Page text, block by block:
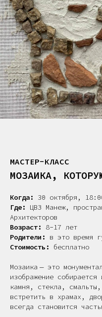
МАСТЕР-КЛАСС
МОЗАИКА,
Когда:
30 октября,
Где:
ЦВЗ Манеж,
Архитекторов
Возраст:
8−17 лет
Родители:
в это время
Стоимость:
бесплатно
Мозаика — это
изображение
камня, стекла,
встретить в храмах,
всегда становится